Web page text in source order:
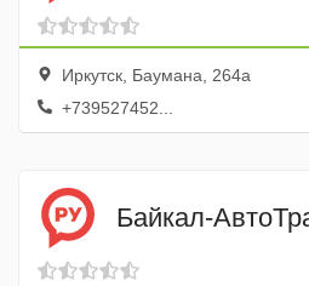
Иркутск, Баумана, 264а
+739527452...
Байкал-